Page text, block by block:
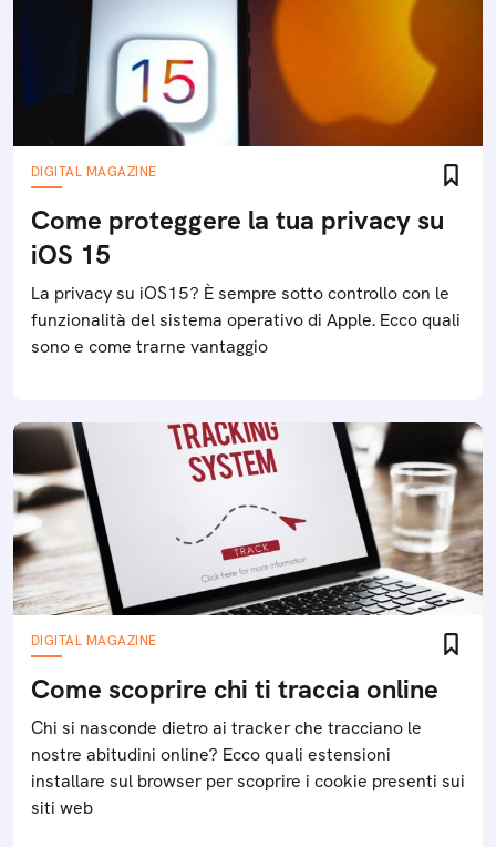
DIGITAL MAGAZINE
Come proteggere la tua privacy su
iOS 15
La privacy su iOS15? È sempre sotto controllo con le
funzionalità del sistema operativo di Apple. Ecco quali
sono e come trarne vantaggio
DIGITAL MAGAZINE
Come scoprire chi ti traccia online
Chi si nasconde dietro ai tracker che tracciano le
nostre abitudini online? Ecco quali estensioni
installare sul browser per scoprire i cookie presenti sui
siti web